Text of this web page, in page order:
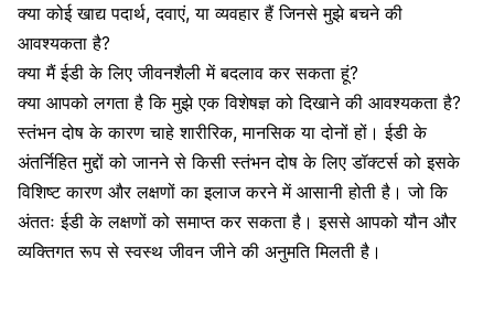
क्या कोई खाद्य पदार्थ, दवाएं, या व्यवहार हैं जिनसे मुझे बचने की
आवश्यकता है?
क्या मैं ईडी के लिए जीवनशैली में बदलाव कर सकता हूं?
क्या आपको लगता है कि मुझे एक विशेषज्ञ को दिखाने की आवश्यकता है?
स्तंभन दोष के कारण चाहे शारीरिक, मानसिक या दोनों हों। ईडी के
अंतर्निहित मुद्दों को जानने से किसी स्तंभन दोष के लिए डॉक्टर्स को इसके
विशिष्ट कारण और लक्षणों का इलाज करने में आसानी होती है। जो कि
अंततः ईडी के लक्षणों को समाप्त कर सकता है। इससे आपको यौन और
व्यक्तिगत रूप से स्वस्थ जीवन जीने की अनुमति मिलती है।